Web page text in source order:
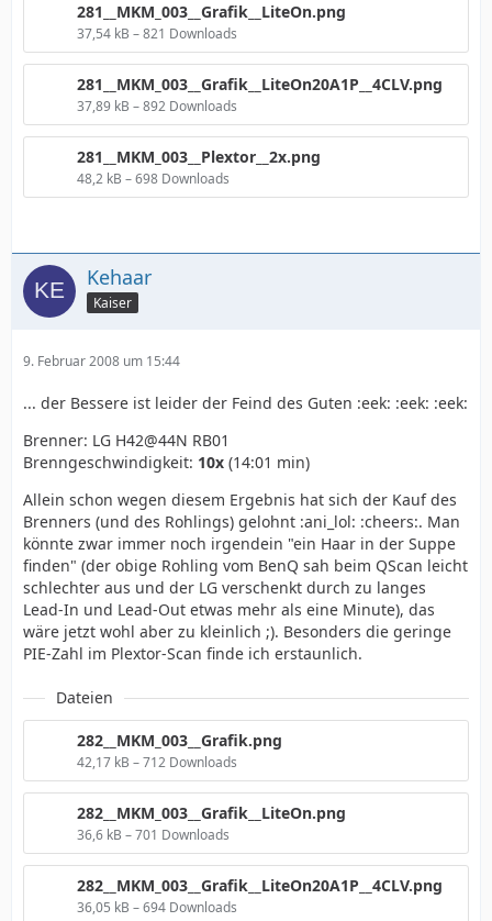
281__MKM_003__Grafik__LiteOn.png
37,54 kB – 821 Downloads
281__MKM_003__Grafik__LiteOn20A1P__4CLV.png
37,89 kB – 892 Downloads
281__MKM_003__Plextor__2x.png
48,2 kB – 698 Downloads
Kehaar
Kaiser
9. Februar 2008 um 15:44
... der Bessere ist leider der Feind des Guten :eek: :eek: :eek:
Brenner: LG H42@44N RB01
Brenngeschwindigkeit: 10x (14:01 min)
Allein schon wegen diesem Ergebnis hat sich der Kauf des
Brenners (und des Rohlings) gelohnt :ani_lol: :cheers:. Man
könnte zwar immer noch irgendein "ein Haar in der Suppe
finden" (der obige Rohling vom BenQ sah beim QScan leicht
schlechter aus und der LG verschenkt durch zu langes
Lead-In und Lead-Out etwas mehr als eine Minute), das
wäre jetzt wohl aber zu kleinlich ;). Besonders die geringe
PIE-Zahl im Plextor-Scan finde ich erstaunlich.
Dateien
282__MKM_003__Grafik.png
42,17 kB – 712 Downloads
282__MKM_003__Grafik__LiteOn.png
36,6 kB – 701 Downloads
282__MKM_003__Grafik__LiteOn20A1P__4CLV.png
36,05 kB – 694 Downloads